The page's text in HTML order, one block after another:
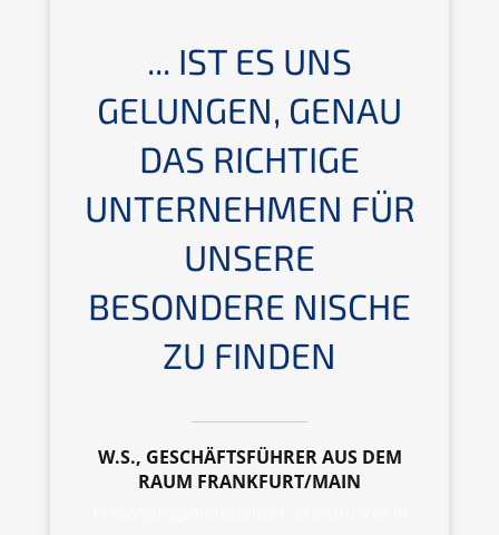
... IST ES UNS
GELUNGEN, GENAU
DAS RICHTIGE
UNTERNEHMEN FÜR
UNSERE
BESONDERE NISCHE
ZU FINDEN
W.S., GESCHÄFTSFÜHRER AUS DEM
RAUM FRANKFURT/MAIN